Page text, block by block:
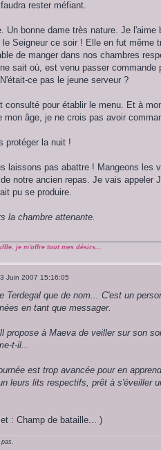
rester méfiant.
Un bonne dame très nature. Je
le Seigneur ce soir ! Elle en fut même
de manger dans nos chambres
sait où, est venu passer commande
ce pas le jeune serveur ?
consulté pour établir le menu. Et à
mon âge, je ne crois pas avoir
protéger la nuit !
laissons pas abattre ! Mangeons les
notre ancien repas. Je vais appeler
pu se produire.
la chambre attenante.
je m'offre tout mes désirs...
Juin 2007 15:16:05
Terdegal que de nom... C'est un
en tant que messager.
propose à Maeva de veiller sur son
t-il...
est trop avancée pour en
leurs lits respectifs, prêt à s'éveiller
: Champ de bataille... )